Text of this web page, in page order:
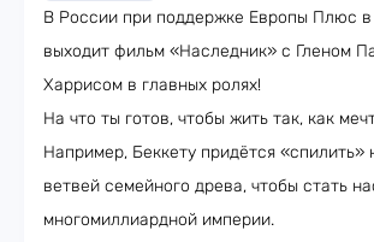
В России при поддержке Европы Плюс в
выходит фильм «Наследник» с Гленом
Харрисом в главных ролях!
На что ты готов, чтобы жить так, как
Например, Беккету придётся «спилить»
ветвей семейного древа, чтобы стать
многомиллиардной империи.